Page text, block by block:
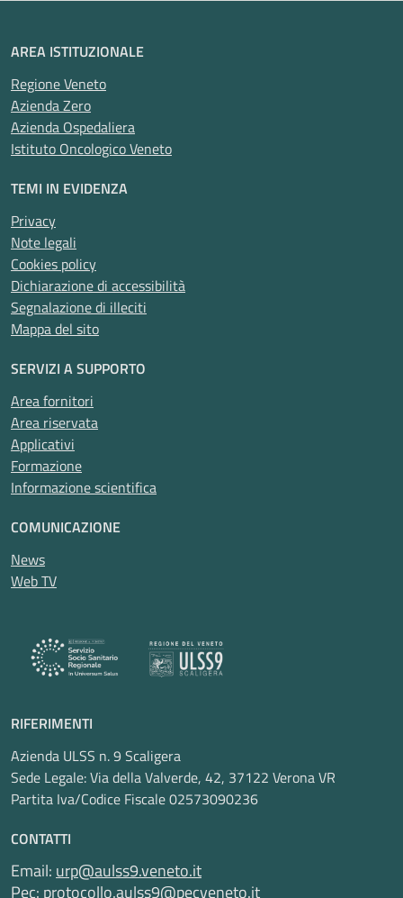
AREA ISTITUZIONALE
Regione Veneto
Azienda Zero
Azienda Ospedaliera
Istituto Oncologico Veneto
TEMI IN EVIDENZA
Privacy
Note legali
Cookies policy
Dichiarazione di accessibilità
Segnalazione di illeciti
Mappa del sito
SERVIZI A SUPPORTO
Area fornitori
Area riservata
Applicativi
Formazione
Informazione scientifica
COMUNICAZIONE
News
Web TV
RIFERIMENTI
Azienda ULSS n. 9 Scaligera
Sede Legale: Via della Valverde, 42, 37122 Verona VR
Partita Iva/Codice Fiscale 02573090236
CONTATTI
Email: urp@aulss9.veneto.it
Pec: protocollo.aulss9@pecveneto.it